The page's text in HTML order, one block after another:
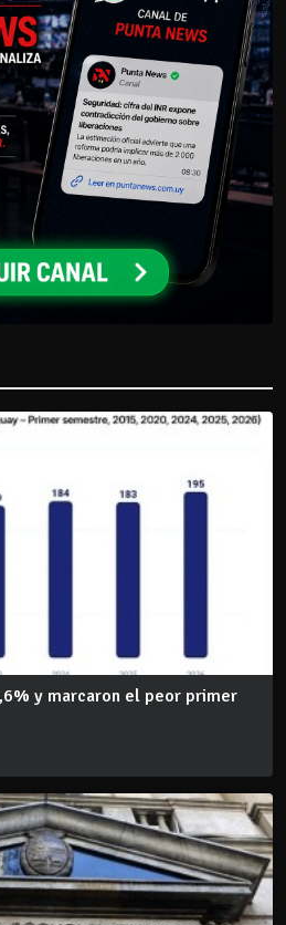
y marcaron el peor primer